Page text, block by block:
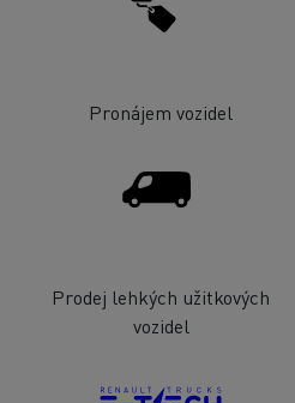
Pronájem vozidel
Prodej lehkých užitkových
vozidel